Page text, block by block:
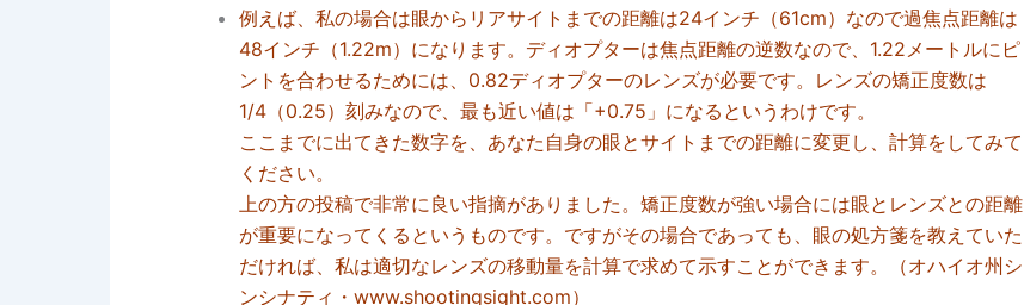
例えば、私の場合は眼からリアサイトまでの距離は24インチ（61cm）なので過焦点距離は
48インチ（1.22m）になります。ディオプターは焦点距離の逆数なので、1.22メートルにピ
ントを合わせるためには、0.82ディオプターのレンズが必要です。レンズの矯正度数は
1/4（0.25）刻みなので、最も近い値は「+0.75」になるというわけです。
ここまでに出てきた数字を、あなた自身の眼とサイトまでの距離に変更し、計算をしてみて
ください。
上の方の投稿で非常に良い指摘がありました。矯正度数が強い場合には眼とレンズとの距離
が重要になってくるというものです。ですがその場合であっても、眼の処方箋を教えていた
だければ、私は適切なレンズの移動量を計算で求めて示すことができます。（オハイオ州シ
ンシナティ・www.shootingsight.com）